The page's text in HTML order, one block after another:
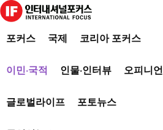
포커스 국제 코리아 포커스
이민·국적 인물·인터뷰 오피니언
글로벌라이프 포토뉴스